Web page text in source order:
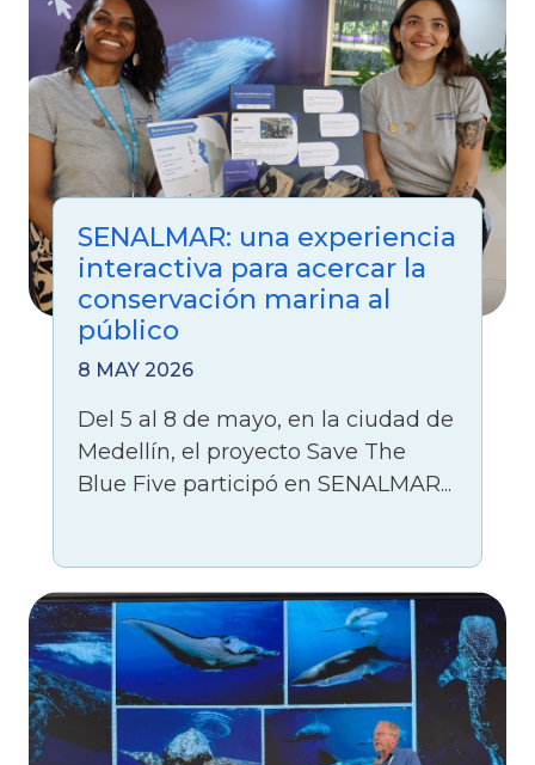
SENALMAR: una experiencia
interactiva para acercar la
conservación marina al
público
8 MAY 2026
Del 5 al 8 de mayo, en la ciudad de
Medellín, el proyecto Save The
Blue Five participó en SENALMAR...